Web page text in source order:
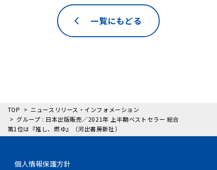
一覧にもどる
TOP
ニュースリリース・インフォメーション
グループ : 日本出版販売／2021年 上半期ベストセラー 総合
第1位は『推し、燃ゆ』（河出書房新社）
個人情報保護方針